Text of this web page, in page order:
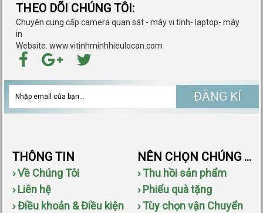
THEO DÕI CHÚNG TÔI:
Chuyên cung cấp camera quan sát - máy vi tính- laptop- máy
in
Website: www.vitinhminhhieulocan.com
ĐĂNG KÍ
THÔNG TIN
› Về Chúng Tôi
› Liên hệ
› Điều khoản & Điều kiện
NÊN CHỌN CHÚNG TÔI
› Thu hồi sản phẩm
› Phiếu quà tặng
› Tùy chọn vận Chuyển